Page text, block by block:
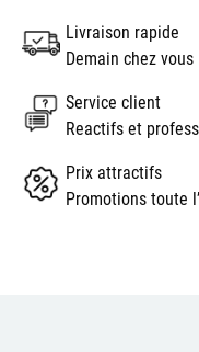
Livraison rapide
Demain chez vous
Service client
Reactifs et
Prix attractifs
Promotions toute